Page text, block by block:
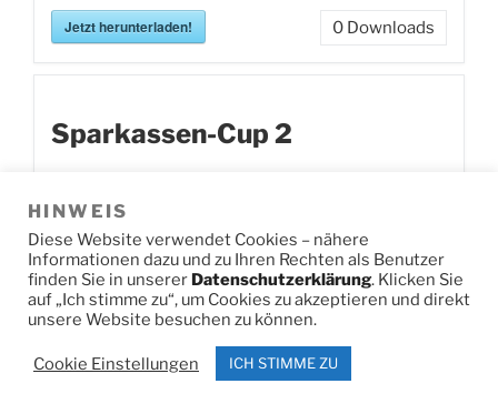
Jetzt herunterladen! 0 Downloads
Sparkassen-Cup 2
Jetzt herunterladen! 0Downloads
Kreismeisterschaften Ski
HINWEIS
Diese Website verwendet Cookies – nähere
Informationen dazu und zu Ihren Rechten als Benutzer
finden Sie in unsererDatenschutzerklärung. Klicken Sie
auf „Ich stimme zu“, um Cookies zu akzeptieren und direkt
unsere Website besuchen zu können.
Cookie Einstellungen ICH STIMME ZU